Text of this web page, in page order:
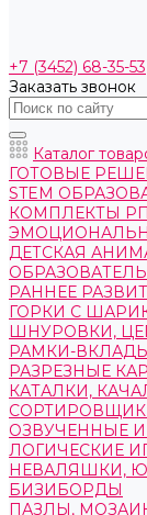
+7 (3452) 68-35-53
Заказать звонок
Каталог
ГОТОВЫЕ
STEM
КОМПЛЕКТЫ
ДЕТСКАЯ
РАННЕЕ
ГОРКИ С
ШНУРОВКИ,
РАМКИ-
РАЗРЕЗНЫЕ
КАТАЛКИ,
ОЗВУЧЕННЫЕ
ЛОГИЧЕСКИЕ
НЕВАЛЯШКИ,
БИЗИБОРДЫ
ПАЗЛЫ,